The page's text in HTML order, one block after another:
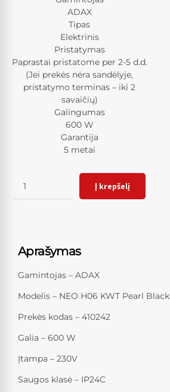
ADAX
Tipas
Elektrinis
Pristatymas
Paprastai pristatome per 2-5 d.d.
(Jei prekės nėra sandėlyje,
pristatymo terminas – iki 2
savaičių)
Galingumas
600 W
Garantija
5 metai
Į krepšelį
Aprašymas
Gamintojas – ADAX
Modelis – NEO H06 KWT Pearl Black
Prekės kodas – 410242
Galia – 600 W
Įtampa – 230V
Saugos klasė – IP24C